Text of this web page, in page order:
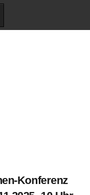
Konferenz